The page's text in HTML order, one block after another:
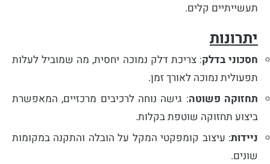
תעשייתיים קלים.
יתרונות
חסכוני בדלק:צריכת דלק נמוכה יחסית, מה שמוביל לעלות
תפעולית נמוכה לאורך זמן.
תחזוקה פשוטה: גישה נוחה לרכיבים מרכזיים, המאפשרת
ביצוע תחזוקה שוטפת בקלות.
ניידות: עיצוב קומפקטי המקל על הובלה והתקנה במקומות
שונים.